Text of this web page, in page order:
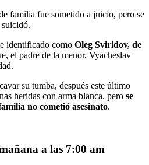
familia fue sometido a juicio, pero se
suicidó.
identificado como Oleg Sviridov, de
el padre de la menor, Vyacheslav
su tumba, después este último
heridas con arma blanca, pero se
no cometió asesinato.
a las 7:00 am